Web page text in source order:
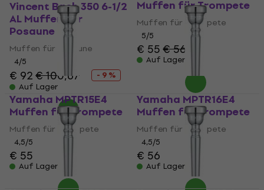
Vincent Bach 350 6-1/2
AL Muffen für
Posaune
Muffen für Posaune
4/5
€ 92€ 100,67
- 9 %
Auf Lager
Muffen für Trompete
Muffen für Trompete
5/5
€ 55€ 56,40
Auf Lager
Yamaha MPTR15E4
Muffen für Trompete
Muffen für Trompete
4,5/5
€ 55
Auf Lager
Yamaha MPTR16E4
Muffen für Trompete
Muffen für Trompete
4,5/5
€ 56
Auf Lager